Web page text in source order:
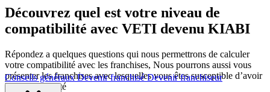
Conseils générauxDevenir franchiséDevenir franchiseur
Découvrez quel est votre niveau de
compatibilité avec VETI devenu KIABI
Répondez a quelques questions qui nous permettrons de calculer
votre compatibilité avec les franchises, Nous pourrons aussi vous
présenter les franchises avec lesquelles vous êtes susceptible d’avoir
le plus d’affinité